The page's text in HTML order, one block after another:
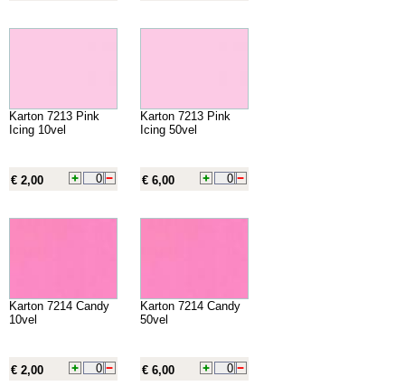
Karton 7213 Pink
Icing 10vel
€ 2,00
Karton 7213 Pink
Icing 50vel
€ 6,00
Karton 7214 Candy
10vel
€ 2,00
Karton 7214 Candy
50vel
€ 6,00